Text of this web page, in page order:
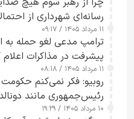
رسانه‌ای شهرداری از
جاسوسی گفت
۱۱ مرداد ۱۴۰۵ / ۰۹:۱۷
ترامپ مدعی
پیشرفت در مذاکرات اعلام
۱۱ مرداد ۱۴۰۵ / ۰۸:۱۸
روبیو: فکر نمی‌کنم حکومت
رئیس‌جمهوری مانند
کسی که واقعاً دست به
۱۰ مرداد ۱۴۰۵ / ۱۹:۲۹